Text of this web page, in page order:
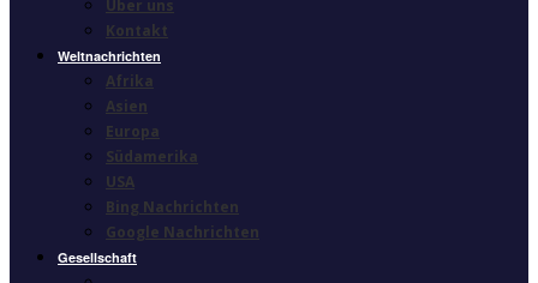
Über uns
Kontakt
Weltnachrichten
Afrika
Asien
Europa
Südamerika
USA
Bing Nachrichten
Google Nachrichten
Gesellschaft